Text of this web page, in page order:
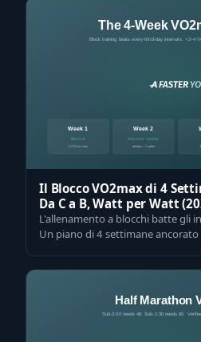
Il Blocco VO2max di 4
Da C a B, Watt per Watt
L'allenamento a blocchi batte gli
Un piano di 4 settimane